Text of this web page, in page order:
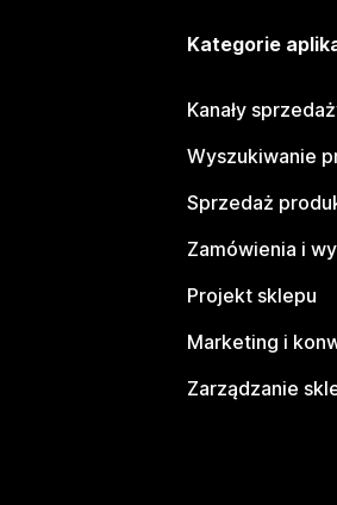
Kategorie
Kanały
Wyszukiwanie
Sprzedaż
Zamówienia i
Projekt sklepu
Marketing i
Zarządzanie